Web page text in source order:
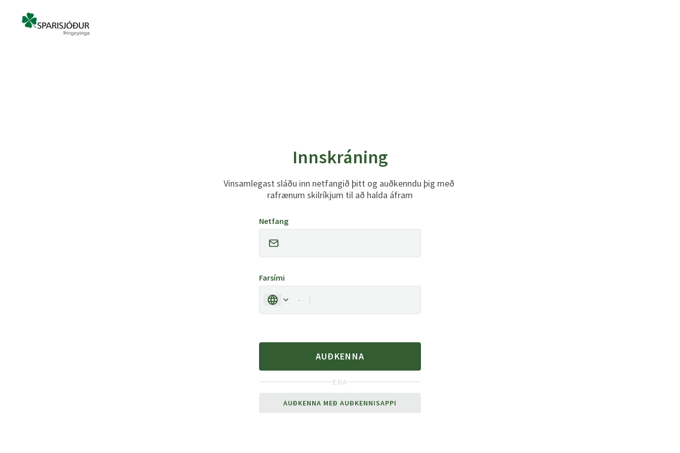
Innskráning
Vinsamlegast sláðu inn netfangið þitt og auðkenndu þig með
rafrænum skilríkjum til að halda áfram
Netfang
Farsími
-
AUÐKENNA
EÐA
AUÐKENNA MEÐ AUÐKENNISAPPI